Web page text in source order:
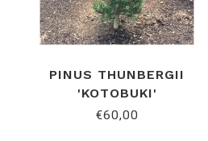
PINUS THUNBERGII
'KOTOBUKI'
€60,00